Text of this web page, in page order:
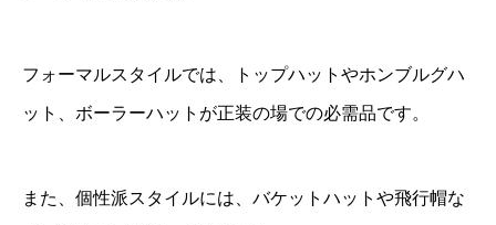
フォーマルスタイルでは、トップハットやホンブルグハ
ット、ボーラーハットが正装の場での必需品です。
また、個性派スタイルには、バケットハットや飛行帽な